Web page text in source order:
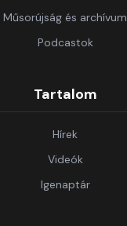
Műsorújság és archívum
Podcastok
Tartalom
Hírek
Videók
Igenaptár